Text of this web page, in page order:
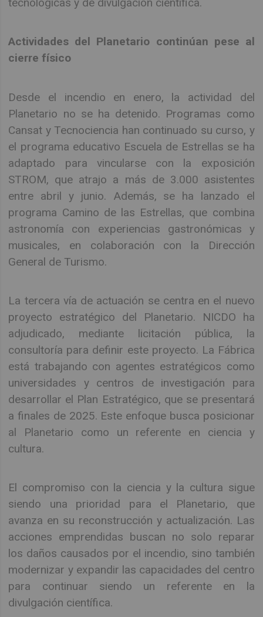
Actividades del Planetario continúan pese al
cierre físico
Desde el incendio en enero, la actividad del
Planetario no se ha detenido. Programas como
Cansat y Tecnociencia han continuado su curso, y
el programa educativo Escuela de Estrellas se ha
adaptado para vincularse con la exposición
STROM, que atrajo a más de 3.000 asistentes
entre abril y junio. Además, se ha lanzado el
programa Camino de las Estrellas, que combina
astronomía con experiencias gastronómicas y
musicales, en colaboración con la Dirección
General de Turismo.
La tercera vía de actuación se centra en el nuevo
proyecto estratégico del Planetario. NICDO ha
adjudicado, mediante licitación pública, la
consultoría para definir este proyecto. La Fábrica
está trabajando con agentes estratégicos como
universidades y centros de investigación para
desarrollar el Plan Estratégico, que se presentará
a finales de 2025. Este enfoque busca posicionar
al Planetario como un referente en ciencia y
cultura.
El compromiso con la ciencia y la cultura sigue
siendo una prioridad para el Planetario, que
avanza en su reconstrucción y actualización. Las
acciones emprendidas buscan no solo reparar
los daños causados por el incendio, sino también
modernizar y expandir las capacidades del centro
para continuar siendo un referente en la
divulgación científica.